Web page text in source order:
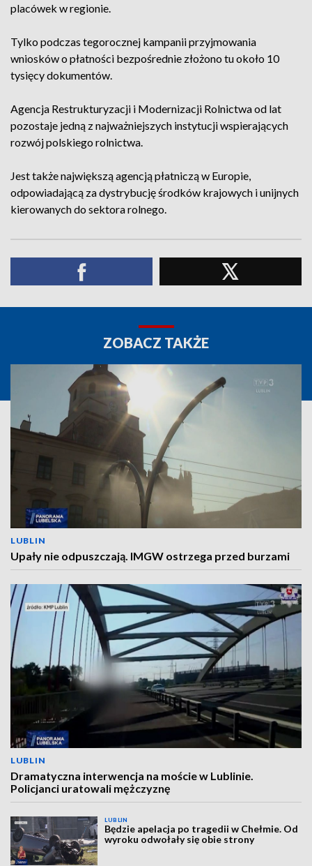
placówek w regionie.
Tylko podczas tegorocznej kampanii przyjmowania
wniosków o płatności bezpośrednie złożono tu około 10
tysięcy dokumentów.
Agencja Restrukturyzacji i Modernizacji Rolnictwa od lat
pozostaje jedną z najważniejszych instytucji wspierających
rozwój polskiego rolnictwa.
Jest także największą agencją płatniczą w Europie,
odpowiadającą za dystrybucję środków krajowych i unijnych
kierowanych do sektora rolnego.
ZOBACZ TAKŻE
LUBLIN
Upały nie odpuszczają. IMGW ostrzega przed burzami
LUBLIN
Dramatyczna interwencja na moście w Lublinie.
Policjanci uratowali mężczyznę
LUBLIN
Będzie apelacja po tragedii w Chełmie. Od
wyroku odwołały się obie strony